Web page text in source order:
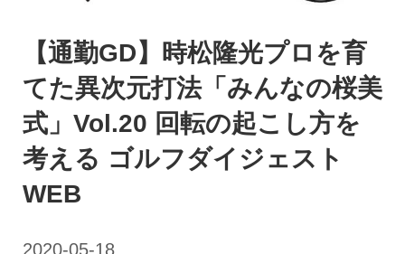
【通勤GD】時松隆光プロを育
てた異次元打法「みんなの桜美
式」Vol.20 回転の起こし方を
考える ゴルフダイジェスト
WEB